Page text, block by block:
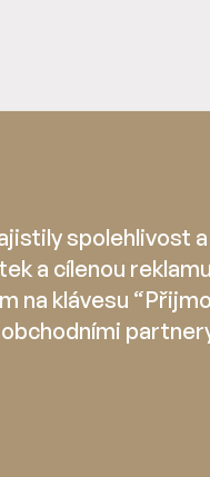
spolehlivost
a cílenou
na klávesu